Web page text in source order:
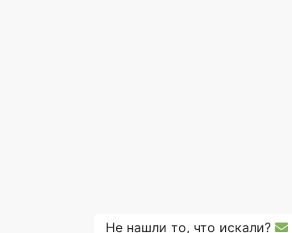
Не нашли то, что искали?